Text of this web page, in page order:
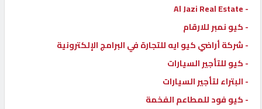
- Al Jazi Real Estate
- كيو نمبر للارقام
- شركة أراضي كيو ايه للتجارة في البرامج الإلكترونية
- كيو للتأجير السيارات
- البتراء لتأجير السيارات
- كيو فود للمطاعم الفخمة